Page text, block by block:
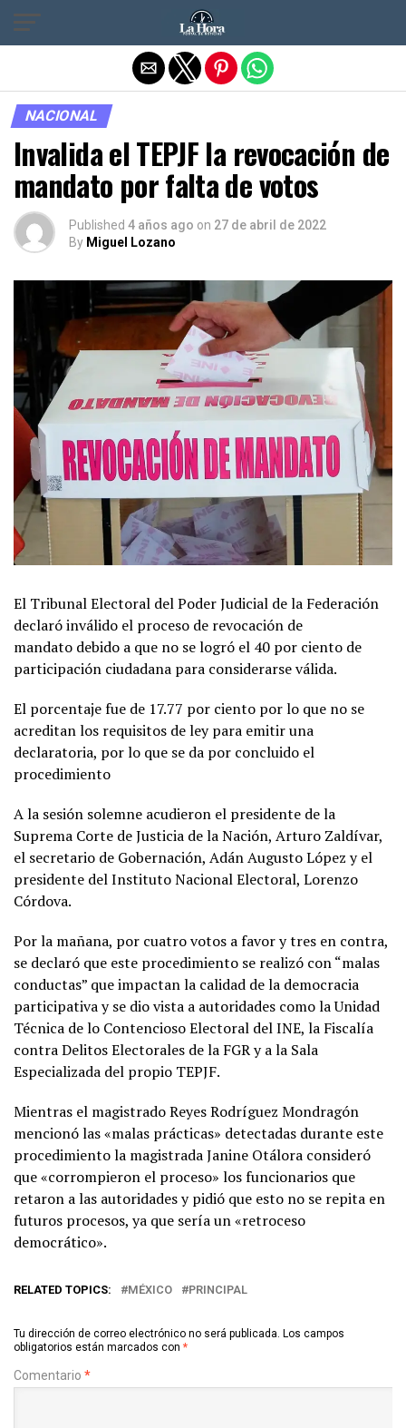
NACIONAL
Invalida el TEPJF la revocación de
mandato por falta de votos
Published 4 años ago on 27 de abril de 2022
By Miguel Lozano
El Tribunal Electoral del Poder Judicial de la Federación
declaró inválido el proceso de revocación de
mandato debido a que no se logró el 40 por ciento de
participación ciudadana para considerarse válida.
El porcentaje fue de 17.77 por ciento por lo que no se
acreditan los requisitos de ley para emitir una
declaratoria, por lo que se da por concluido el
procedimiento
A la sesión solemne acudieron el presidente de la
Suprema Corte de Justicia de la Nación, Arturo Zaldívar,
el secretario de Gobernación, Adán Augusto López y el
presidente del Instituto Nacional Electoral, Lorenzo
Córdova.
Por la mañana, por cuatro votos a favor y tres en contra,
se declaró que este procedimiento se realizó con “malas
conductas” que impactan la calidad de la democracia
participativa y se dio vista a autoridades como la Unidad
Técnica de lo Contencioso Electoral del INE, la Fiscalía
contra Delitos Electorales de la FGR y a la Sala
Especializada del propio TEPJF.
Mientras el magistrado Reyes Rodríguez Mondragón
mencionó las «malas prácticas» detectadas durante este
procedimiento la magistrada Janine Otálora consideró
que «corrompieron el proceso» los funcionarios que
retaron a las autoridades y pidió que esto no se repita en
futuros procesos, ya que sería un «retroceso
democrático».
RELATED TOPICS: MÉXICO PRINCIPAL
Tu dirección de correo electrónico no será publicada. Los campos
obligatorios están marcados con *
Comentario *
Salir de la versión móvil